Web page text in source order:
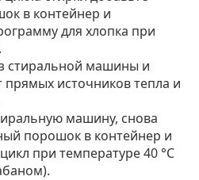
в контейнер и
для хлопка при
стиральной машины и
прямых источников тепла и
машину, снова
порошок в контейнер и
при температуре 40 °C